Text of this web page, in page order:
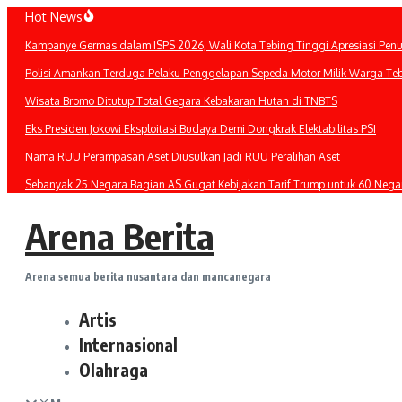
Lewati
konten
Hot News
Kampanye Germas dalam ISPS 2026, Wali Kota Tebing Tinggi Apresiasi
Polisi Amankan Terduga Pelaku Penggelapan Sepeda Motor Milik Warga
Wisata Bromo Ditutup Total Gegara Kebakaran Hutan di TNBTS
Eks Presiden Jokowi Eksploitasi Budaya Demi Dongkrak Elektabilitas PSI
Nama RUU Perampasan Aset Diusulkan Jadi RUU Peralihan Aset
Sebanyak 25 Negara Bagian AS Gugat Kebijakan Tarif Trump untuk 60
Arena Berita
Arena semua berita nusantara dan mancanegara
Artis
Internasional
Olahraga